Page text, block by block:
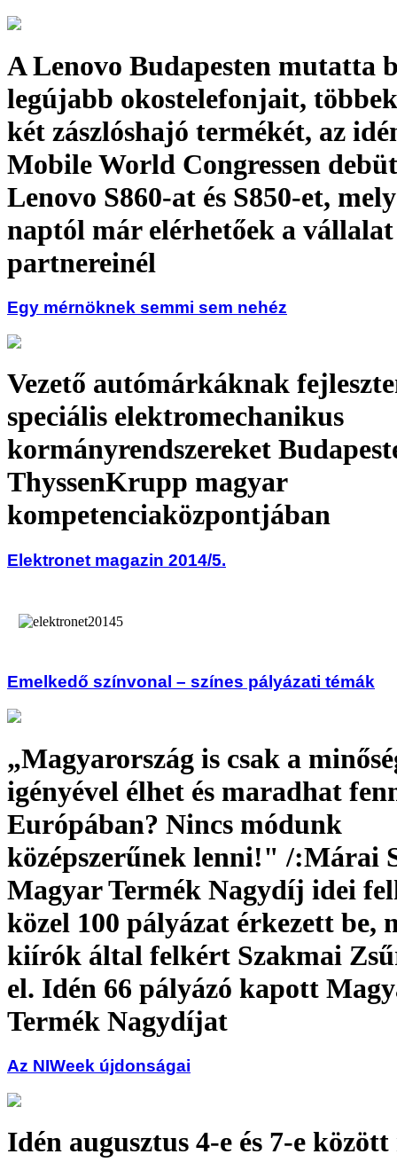
A Lenovo Budapesten mutatta
legújabb okostelefonjait,
két zászlóshajó termékét, az
Mobile World Congressen
Lenovo S860-at és S850-et,
naptól már elérhetőek a
partnereinél
Egy mérnöknek semmi sem nehéz
Vezető autómárkáknak
speciális elektromechanikus
kormányrendszereket
ThyssenKrupp magyar
kompetenciaközpontjában
Elektronet magazin 2014/5.
Emelkedő színvonal – színes pályázati témák
„Magyarország is csak a
igényével élhet és maradhat
Európában? Nincs módunk
középszerűnek lenni!" /:Márai
Magyar Termék Nagydíj idei
közel 100 pályázat érkezett be,
kiírók által felkért Szakmai
el. Idén 66 pályázó kapott
Termék Nagydíjat
Az NIWeek újdonságai
Idén augusztus 4-e és 7-e